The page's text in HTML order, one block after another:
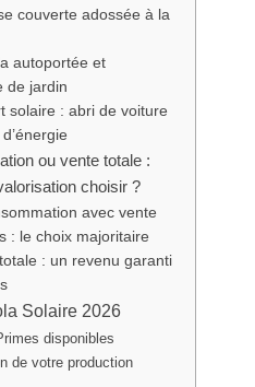
couverte adossée à la
autoportée et
de jardin
solaire : abri de voiture
ou vente totale :
choisir ?
avec vente
: le choix majoritaire
: un revenu garanti
Solaire 2026
disponibles
de votre production